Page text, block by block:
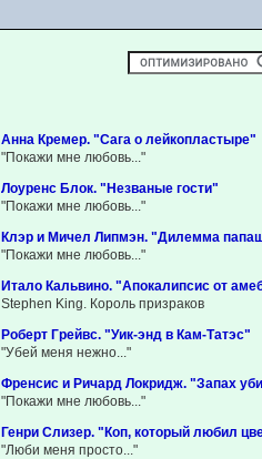
Анна Кремер. "Сага о лейкопластыре"
"Покажи мне любовь..."
Лоуренс Блок. "Незваные гости"
"Покажи мне любовь..."
Клэр и Мичел Липмэн. "Дилемма
"Покажи мне любовь..."
Итало Кальвино. "Апокалипсис от
Stephen King. Король призраков
Роберт Грейвс. "Уик-энд в Кам-Татэс"
"Убей меня нежно..."
Френсис и Ричард Локридж. "Запах
"Покажи мне любовь..."
Генри Слизер. "Коп, который любил
"Люби меня просто..."